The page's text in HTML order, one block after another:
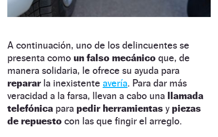
A continuación, uno de los delincuentes se
presenta como un falso mecánico que, de
manera solidaria, le ofrece su ayuda para
reparar la inexistente avería. Para dar más
veracidad a la farsa, llevan a cabo una llamada
telefónica para pedir herramientas y piezas
de repuesto con las que fingir el arreglo.